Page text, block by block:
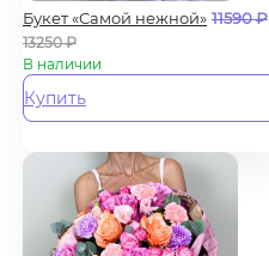
Букет «Самой нежной» 11590₽
13250₽
В наличии
Купить